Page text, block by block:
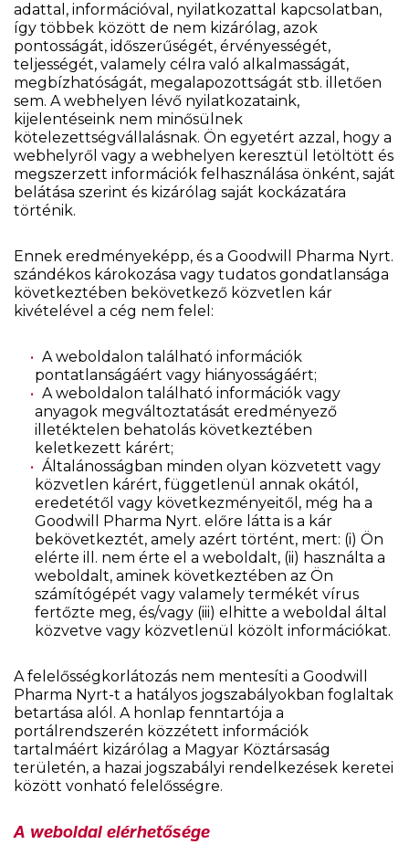
adattal, információval, nyilatkozattal kapcsolatban,
így többek között de nem kizárólag, azok
pontosságát, időszerűségét, érvényességét,
teljességét, valamely célra való alkalmasságát,
megbízhatóságát, megalapozottságát stb. illetően
sem. A webhelyen lévő nyilatkozataink,
kijelentéseink nem minősülnek
kötelezettségvállalásnak. Ön egyetért azzal, hogy a
webhelyről vagy a webhelyen keresztül letöltött és
megszerzett információk felhasználása önként, saját
belátása szerint és kizárólag saját kockázatára
történik.
Ennek eredményeképp, és a Goodwill Pharma Nyrt.
szándékos károkozása vagy tudatos gondatlansága
következtében bekövetkező közvetlen kár
kivételével a cég nem felel:
A weboldalon található információk
pontatlanságáért vagy hiányosságáért;
A weboldalon található információk vagy
anyagok megváltoztatását eredményező
illetéktelen behatolás következtében
keletkezett kárért;
Általánosságban minden olyan közvetett vagy
közvetlen kárért, függetlenül annak okától,
eredetétől vagy következményeitől, még ha a
Goodwill Pharma Nyrt. előre látta is a kár
bekövetkeztét, amely azért történt, mert: (i) Ön
elérte ill. nem érte el a weboldalt, (ii) használta a
weboldalt, aminek következtében az Ön
számítógépét vagy valamely termékét vírus
fertőzte meg, és/vagy (iii) elhitte a weboldal által
közvetve vagy közvetlenül közölt információkat.
A felelősségkorlátozás nem mentesíti a Goodwill
Pharma Nyrt-t a hatályos jogszabályokban foglaltak
betartása alól. A honlap fenntartója a
portálrendszerén közzétett információk
tartalmáért kizárólag a Magyar Köztársaság
területén, a hazai jogszabályi rendelkezések keretei
között vonható felelősségre.
A weboldal elérhetősége